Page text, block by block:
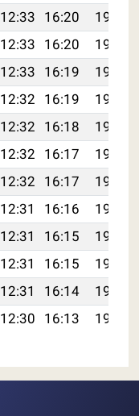
12:33 16:20
19:28
12:33 16:20
19:26
12:33 16:19
19:25
12:32 16:19
19:24
12:32 16:18
19:22
12:32 16:17
19:21
12:32 16:17
19:20
12:31 16:16
19:18
12:31 16:15
19:17
12:31 16:15
19:15
12:31 16:14
19:14
12:30 16:13 19:13